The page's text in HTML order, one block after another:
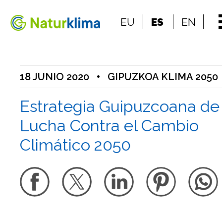
Ir a los contenidos
EU ES EN
18 JUNIO 2020 • GIPUZKOA KLIMA 2050
Estrategia Guipuzcoana de
Lucha Contra el Cambio
Climático 2050